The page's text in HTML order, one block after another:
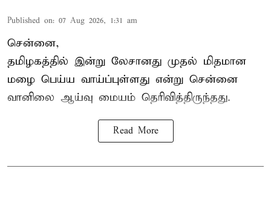
Published on: 07 Aug 2026, 1:31 am
சென்னை,
தமிழகத்தில் இன்று லேசானது முதல் மிதமான
மழை பெய்ய வாய்ப்புள்ளது என்று சென்னை
வானிலை ஆய்வு மையம் தெரிவித்திருந்தது.
Read More